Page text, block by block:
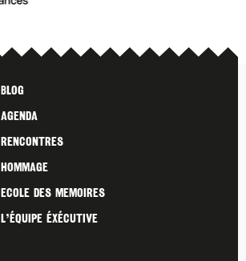
Blog
Agenda
Rencontres
Hommage
Ecole des Memoires
L’ÉQUIPE ÉXÉCUTIVE